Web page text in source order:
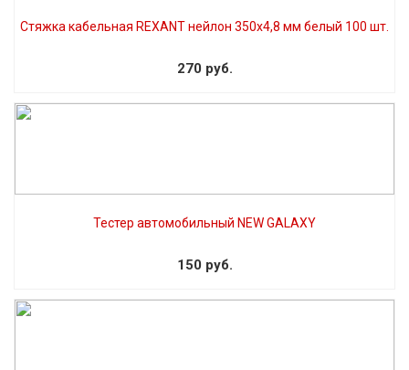
Стяжка кабельная REXANT нейлон 350х4,8 мм белый 100 шт.
270 руб.
Тестер автомобильный NEW GALAXY
150 руб.